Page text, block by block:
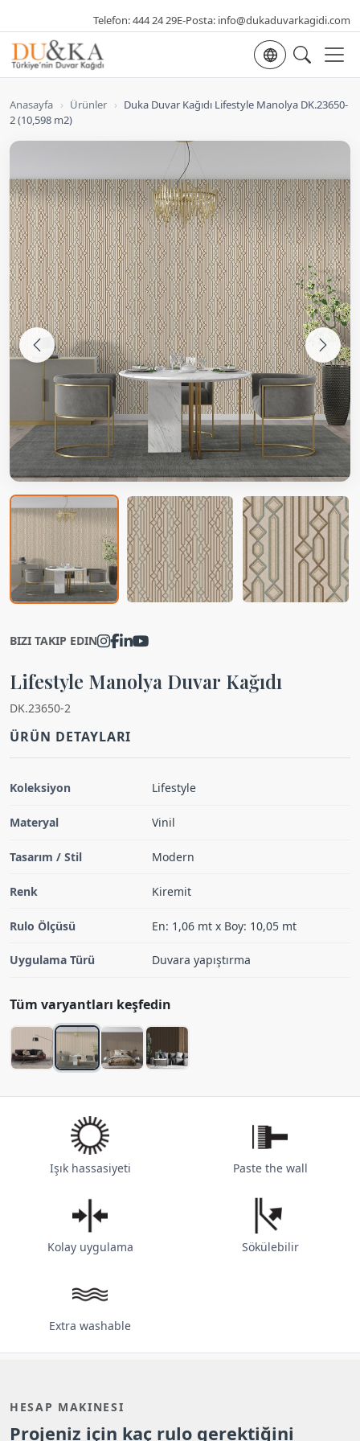
Telefon:444 24 29E-Posta: info@dukaduvarkagidi.com
Dil seçimi
Anasayfa › Ürünler › Duka Duvar Kağıdı Lifestyle Manolya DK.23650-
2 (10,598 m2)
BIZI TAKIP EDIN
Lifestyle Manolya Duvar Kağıdı
DK.23650-2
ÜRÜN DETAYLARI
Koleksiyon Lifestyle
Materyal Vinil
Tasarım / Stil Modern
Renk Kiremit
Rulo Ölçüsü En: 1,06 mt x Boy: 10,05 mt
Uygulama Türü Duvara yapıştırma
Tüm varyantları keşfedin
Işık hassasiyeti Paste the wall
Kolay uygulama Sökülebilir
Extra washable
HESAP MAKINESI
Projeniz için kaç rulo gerektiğini